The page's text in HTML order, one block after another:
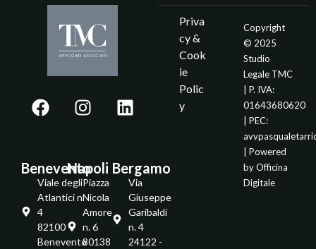
Benevento
Viale degli
Atlantici n.
4
82100 -
Benevento
Napoli
Piazza
Nicola
Amore
n. 6
80138
Bergamo
Via
Giuseppe
Garibaldi
n. 4
24122 -
Priva
cy &
Cook
ie
Polic
y
Copyright
© 2025
Studio
Legale TMC
| P. IVA:
01643680620
| PEC:
| Powered
byOfficina
Digitale